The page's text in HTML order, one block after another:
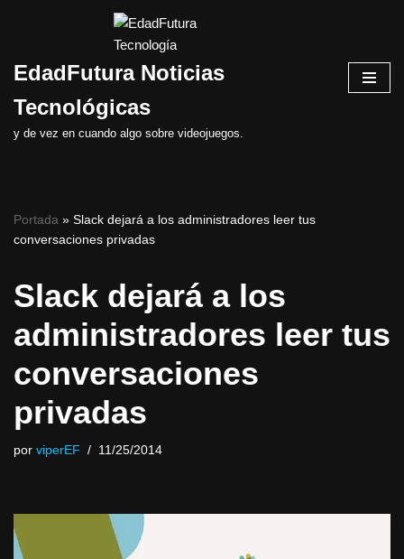
al
EdadFutura Noticias
Tecnológicas
y de vez en cuando algo sobre videojuegos.
Portada » Slack dejará a los administradores leer tus
conversaciones privadas
Slack dejará a los
administradores leer tus
conversaciones
privadas
por viperEF 11/25/2014